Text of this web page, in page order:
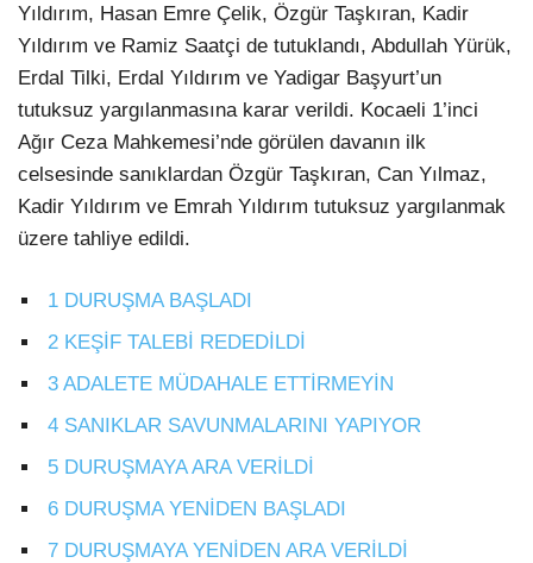
Yazarlar
Yazı Düzenle
Yazılarım
Yorumlarım
Yıldırım, Hasan Emre Çelik, Özgür Taşkıran, Kadir
Yıldırım ve Ramiz Saatçi de tutuklandı, Abdullah Yürük,
Erdal Tilki, Erdal Yıldırım ve Yadigar Başyurt’un
tutuksuz yargılanmasına karar verildi. Kocaeli 1’inci
Ağır Ceza Mahkemesi’nde görülen davanın ilk
celsesinde sanıklardan Özgür Taşkıran, Can Yılmaz,
Kadir Yıldırım ve Emrah Yıldırım tutuksuz yargılanmak
üzere tahliye edildi.
1 DURUŞMA BAŞLADI
2 KEŞİF TALEBİ REDEDİLDİ
3 ADALETE MÜDAHALE ETTİRMEYİN
4 SANIKLAR SAVUNMALARINI YAPIYOR
5 DURUŞMAYA ARA VERİLDİ
6 DURUŞMA YENİDEN BAŞLADI
7 DURUŞMAYA YENİDEN ARA VERİLDİ